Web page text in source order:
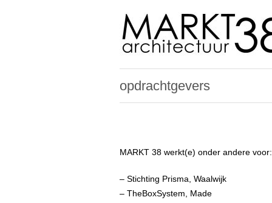
opdrachtgevers
MARKT 38 werkt(e) onder andere voor:
– Stichting Prisma, Waalwijk
– TheBoxSystem, Made